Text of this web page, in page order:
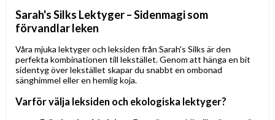
Sarah's Silks Lektyger – Sidenmagi som
förvandlar leken
Våra mjuka lektyger och leksiden från Sarah's Silks är den
perfekta kombinationen till lekstället. Genom att hänga en bit
sidentyg över lekstället skapar du snabbt en ombonad
sänghimmel eller en hemlig koja.
Varför välja leksiden och ekologiska lektyger?